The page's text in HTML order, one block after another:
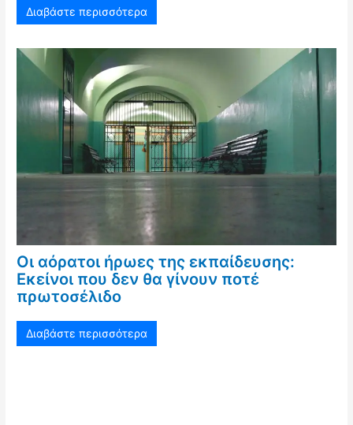
Διαβάστε περισσότερα
Οι αόρατοι ήρωες της εκπαίδευσης:
Εκείνοι που δεν θα γίνουν ποτέ
πρωτοσέλιδο
Διαβάστε περισσότερα